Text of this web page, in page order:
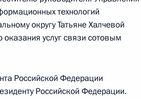
приём граждан
приёма, проведённого
технологий
округу Татьяне Халчевой
оказания услуг связи сотовым
Российской Федерации
Российской Федерации.